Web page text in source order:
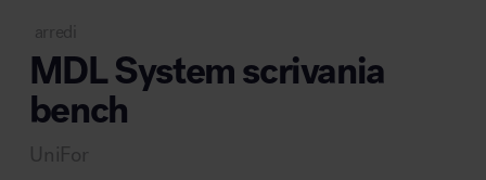
Area lounge e attesa
arredi
MDL System scrivania
bench
UniFor